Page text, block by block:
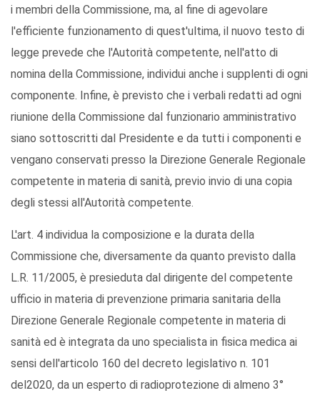
i membri della Commissione, ma, al fine di agevolare
l'efficiente funzionamento di quest'ultima, il nuovo testo di
legge prevede che l'Autorità competente, nell'atto di
nomina della Commissione, individui anche i supplenti di ogni
componente. Infine, è previsto che i verbali redatti ad ogni
riunione della Commissione dal funzionario amministrativo
siano sottoscritti dal Presidente e da tutti i componenti e
vengano conservati presso la Direzione Generale Regionale
competente in materia di sanità, previo invio di una copia
degli stessi all'Autorità competente.
L'art. 4 individua la composizione e la durata della
Commissione che, diversamente da quanto previsto dalla
L.R. 11/2005, è presieduta dal dirigente del competente
ufficio in materia di prevenzione primaria sanitaria della
Direzione Generale Regionale competente in materia di
sanità ed è integrata da uno specialista in fisica medica ai
sensi dell'articolo 160 del decreto legislativo n. 101
del2020, da un esperto di radioprotezione di almeno 3°